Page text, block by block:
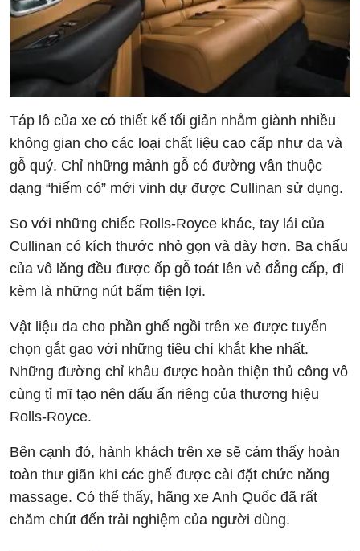
Táp lô của xe có thiết kế tối giản nhằm giành nhiều
không gian cho các loại chất liệu cao cấp như da và
gỗ quý. Chỉ những mảnh gỗ có đường vân thuộc
dạng “hiếm có” mới vinh dự được Cullinan sử dụng.
So với những chiếc Rolls-Royce khác, tay lái của
Cullinan có kích thước nhỏ gọn và dày hơn. Ba chấu
của vô lăng đều được ốp gỗ toát lên vẻ đẳng cấp, đi
kèm là những nút bấm tiện lợi.
Vật liệu da cho phần ghế ngồi trên xe được tuyển
chọn gắt gao với những tiêu chí khắt khe nhất.
Những đường chỉ khâu được hoàn thiện thủ công vô
cùng tỉ mĩ tạo nên dấu ấn riêng của thương hiệu
Rolls-Royce.
Bên cạnh đó, hành khách trên xe sẽ cảm thấy hoàn
toàn thư giãn khi các ghế được cài đặt chức năng
massage. Có thể thấy, hãng xe Anh Quốc đã rất
chăm chút đến trải nghiệm của người dùng.